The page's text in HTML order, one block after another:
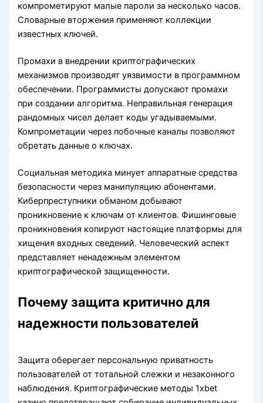
компрометируют малые пароли за несколько часов.
Словарные вторжения применяют коллекции
известных ключей.
Промахи в внедрении криптографических
механизмов производят уязвимости в программном
обеспечении. Программисты допускают промахи
при создании алгоритма. Неправильная генерация
рандомных чисел делает коды угадываемыми.
Компрометации через побочные каналы позволяют
обретать данные о ключах.
Социальная методика минует аппаратные средства
безопасности через манипуляцию абонентами.
Киберпреступники обманом добывают
проникновение к ключам от клиентов. Фишинговые
проникновения копируют настоящие платформы для
хищения входных сведений. Человеческий аспект
представляет ненадежным элементом
криптографической защищенности.
Почему защита критично для
надежности пользователей
Защита оберегает персональную приватность
пользователей от тотальной слежки и незаконного
наблюдения. Криптографические методы 1xbet